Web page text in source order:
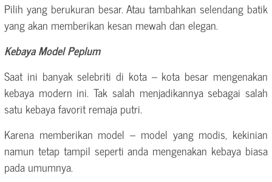
Pilih yang berukuran besar. Atau tambahkan selendang batik
yang akan memberikan kesan mewah dan elegan.
Kebaya Model Peplum
Saat ini banyak selebriti di kota – kota besar mengenakan
kebaya modern ini. Tak salah menjadikannya sebagai salah
satu kebaya favorit remaja putri.
Karena memberikan model – model yang modis, kekinian
namun tetap tampil seperti anda mengenakan kebaya biasa
pada umumnya.